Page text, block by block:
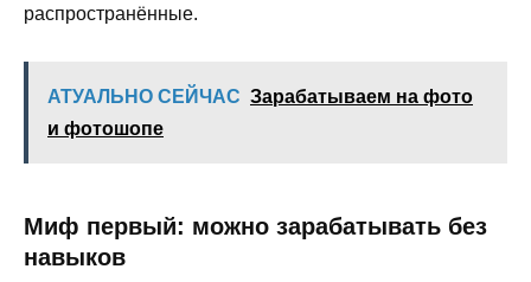
распространённые.
АТУАЛЬНО СЕЙЧАС Зарабатываем на фото
и фотошопе
Миф первый: можно зарабатывать без
навыков